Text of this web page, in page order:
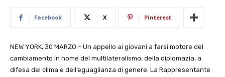
Facebook X Pinterest
NEW YORK, 30 MARZO – Un appello ai giovani a farsi motore del
cambiamento in nome del multilateralismo, della diplomazia, a
difesa del clima e dell’eguaglianza di genere. La Rappresentante